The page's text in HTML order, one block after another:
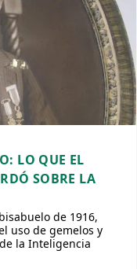
LO QUE EL
SOBRE LA
de 1916,
uso de gemelos y
la Inteligencia